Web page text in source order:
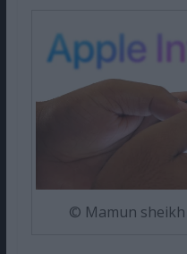
© Mamun sheikh